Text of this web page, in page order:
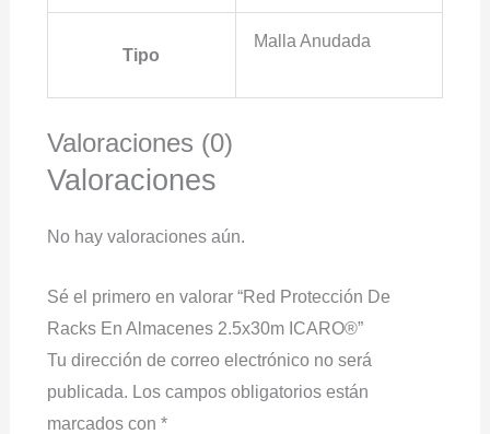
Tipo
Malla Anudada
Valoraciones (0)
Valoraciones
No hay valoraciones aún.
Sé el primero en valorar “Red Protección De
Racks En Almacenes 2.5x30m ICARO®”
Tu dirección de correo electrónico no será
publicada. Los campos obligatorios están
marcados con *